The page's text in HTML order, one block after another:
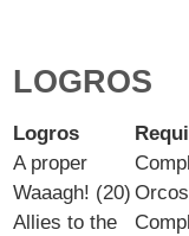
LOGROS
Logros
A proper
Waaagh! (20)
Allies to the